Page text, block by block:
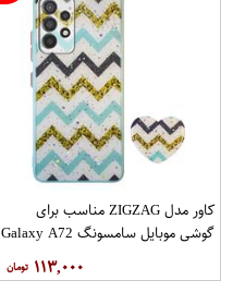
کاور مدل ZIGZAG مناسب برای
گوشی موبایل سامسونگ Galaxy A72
۱۱۳,۰۰۰